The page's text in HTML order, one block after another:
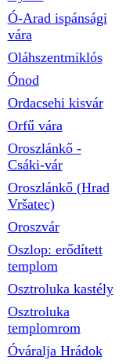
Ó-Arad ispánsági
vára
Oláhszentmiklós
Ónod
Ordacsehi kisvár
Orfű vára
Oroszlánkő -
Csáki-vár
Oroszlánkő (Hrad
Vršatec)
Oroszvár
Oszlop: erődített
templom
Osztroluka kastély
Osztroluka
templomrom
Óváralja Hrádok